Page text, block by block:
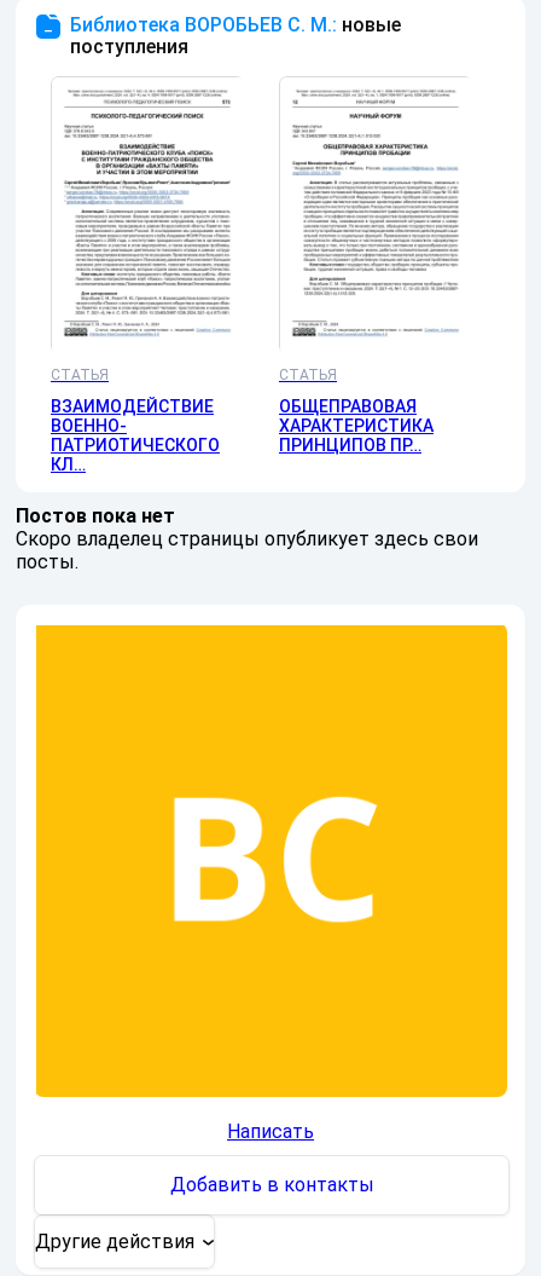
Библиотека ВОРОБЬЕВ С. М.: новые
поступления
СТАТЬЯ
ВЗАИМОДЕЙСТВИЕ
ВОЕННО-
ПАТРИОТИЧЕСКОГО
КЛ…
СТАТЬЯ
ОБЩЕПРАВОВАЯ
ХАРАКТЕРИСТИКА
ПРИНЦИПОВ ПР…
Постов пока нет
Скоро владелец страницы опубликует здесь свои
посты.
Написать
Добавить в контакты
Другие действия